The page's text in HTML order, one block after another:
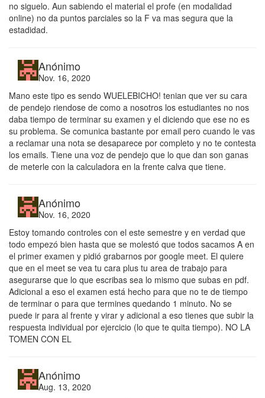
no siguelo. Aun sabiendo el material el profe (en modalidad
online) no da puntos parciales so la F va mas segura que la
estadidad.
Anónimo
Nov. 16, 2020
Mano este tipo es sendo WUELEBICHO! tenian que ver su cara
de pendejo riendose de como a nosotros los estudiantes no nos
daba tiempo de terminar su examen y el diciendo que ese no es
su problema. Se comunica bastante por email pero cuando le vas
a reclamar una nota se desaparece por completo y no te contesta
los emails. Tiene una voz de pendejo que lo que dan son ganas
de meterle con la calculadora en la frente calva que tiene.
Anónimo
Nov. 16, 2020
Estoy tomando controles con el este semestre y en verdad que
todo empezó bien hasta que se molestó que todos sacamos A en
el primer examen y pidió grabarnos por google meet. El quiere
que en el meet se vea tu cara plus tu area de trabajo para
asegurarse que lo que escribas sea lo mismo que subas en pdf.
Adicional a eso el examen está hecho para que no te de tiempo
de terminar o para que termines quedando 1 minuto. No se
puede ir para al frente y virar y adicional a eso tienes que subir la
respuesta individual por ejercicio (lo que te quita tiempo). NO LA
TOMEN CON EL
Anónimo
Aug. 13, 2020